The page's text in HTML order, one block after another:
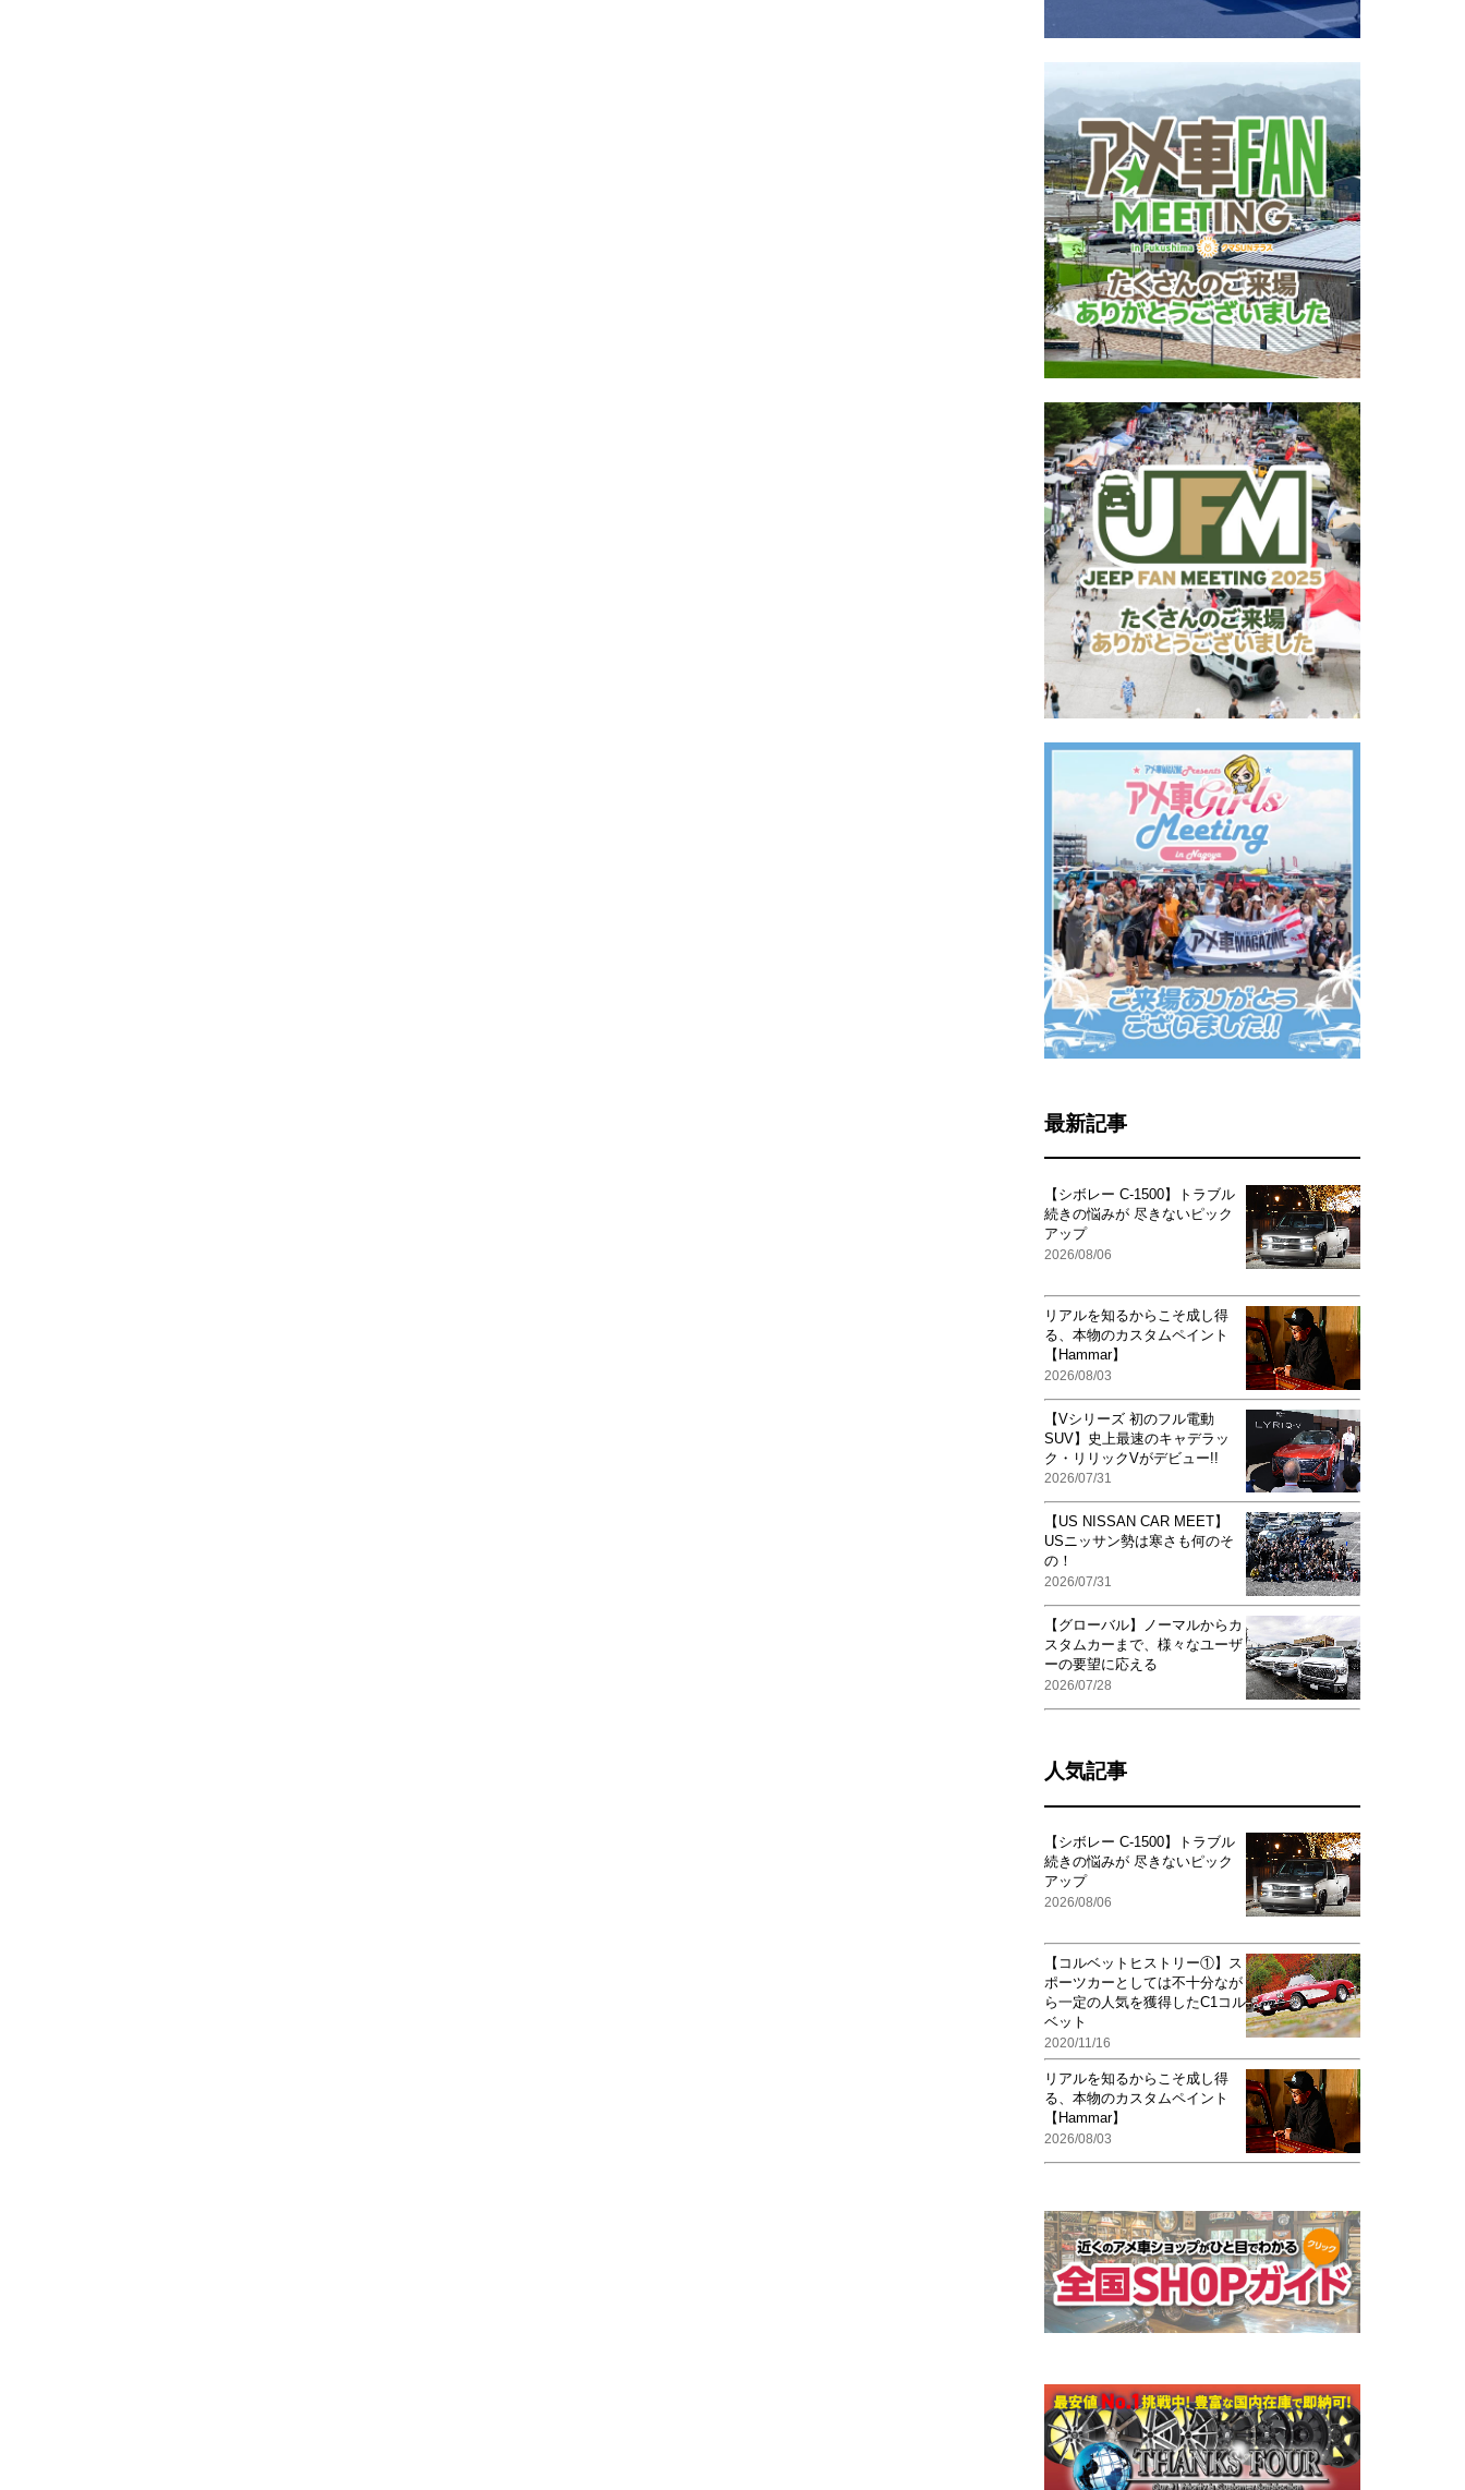
最新記事
【シボレー C-1500】トラブル
続きの悩みが 尽きないピック
アップ
2026/08/06
リアルを知るからこそ成し得
る、本物のカスタムペイント
【Hammar】
2026/08/03
【Vシリーズ 初のフル電動
SUV】史上最速のキャデラッ
ク・リリックVがデビュー!!
2026/07/31
【US NISSAN CAR MEET】
USニッサン勢は寒さも何のそ
の！
2026/07/31
【グローバル】ノーマルからカ
スタムカーまで、様々なユーザ
ーの要望に応える
2026/07/28
人気記事
【シボレー C-1500】トラブル
続きの悩みが 尽きないピック
アップ
2026/08/06
【コルベットヒストリー①】ス
ポーツカーとしては不十分なが
ら一定の人気を獲得したC1コル
ベット
2020/11/16
リアルを知るからこそ成し得
る、本物のカスタムペイント
【Hammar】
2026/08/03